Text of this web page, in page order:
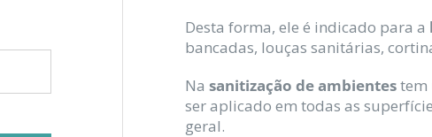
Desta forma, ele é indicado para a
bancadas, louças sanitárias,
Nasanitização de ambientestem
ser aplicado em todas as
geral.